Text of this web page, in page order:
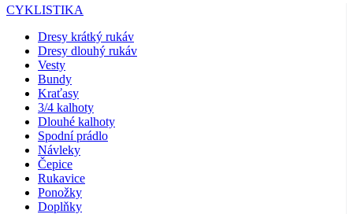
CYKLISTIKA
Dresy krátký rukáv
Dresy dlouhý rukáv
Vesty
Bundy
Kraťasy
3/4 kalhoty
Dlouhé kalhoty
Spodní prádlo
Návleky
Čepice
Rukavice
Ponožky
Doplňky